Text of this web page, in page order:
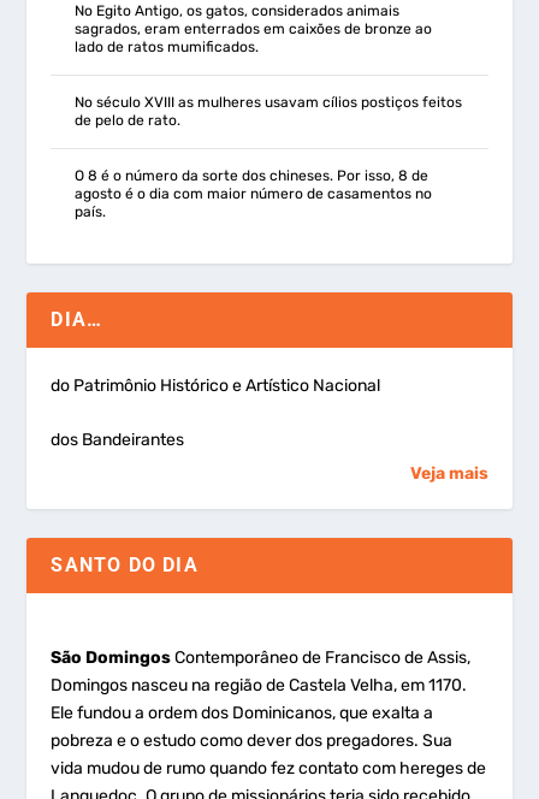
No Egito Antigo, os gatos, considerados animais
sagrados, eram enterrados em caixões de bronze ao
lado de ratos mumificados.
No século XVIII as mulheres usavam cílios postiços feitos
de pelo de rato.
O 8 é o número da sorte dos chineses. Por isso, 8 de
agosto é o dia com maior número de casamentos no
país.
DIA…
do Patrimônio Histórico e Artístico Nacional
dos Bandeirantes
Veja mais
SANTO DO DIA
São DomingosContemporâneo de Francisco de Assis,
Domingos nasceu na região de Castela Velha, em 1170.
Ele fundou a ordem dos Dominicanos, que exalta a
pobreza e o estudo como dever dos pregadores. Sua
vida mudou de rumo quando fez contato com hereges de